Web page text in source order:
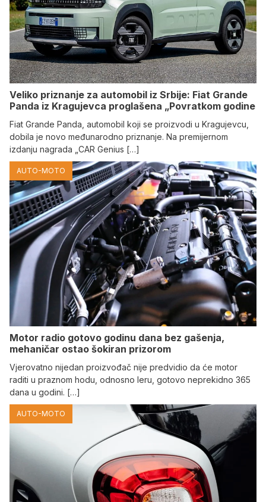
Veliko priznanje za automobil iz Srbije: Fiat Grande
Panda iz Kragujevca proglašena „Povratkom godine
Fiat Grande Panda, automobil koji se proizvodi u Kragujevcu,
dobila je novo međunarodno priznanje. Na premijernom
izdanju nagrada „CAR Genius […]
AUTO-MOTO
Motor radio gotovo godinu dana bez gašenja,
mehaničar ostao šokiran prizorom
Vjerovatno nijedan proizvođač nije predvidio da će motor
raditi u praznom hodu, odnosno leru, gotovo neprekidno 365
dana u godini. […]
AUTO-MOTO